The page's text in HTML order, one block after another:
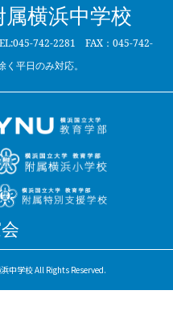
横浜中学校
742-2281 FAX：045-742-
平日のみ対応。
中学校 All Rights Reserved.